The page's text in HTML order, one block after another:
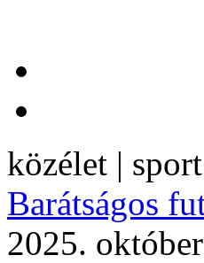
közélet | sport
Barátságos
2025.